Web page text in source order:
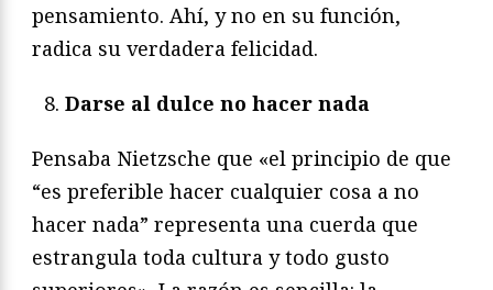
pensamiento. Ahí, y no en su función,
radica su verdadera felicidad.
Darse al dulce no hacer nada
Pensaba Nietzsche que «el principio de que
“es preferible hacer cualquier cosa a no
hacer nada” representa una cuerda que
estrangula toda cultura y todo gusto